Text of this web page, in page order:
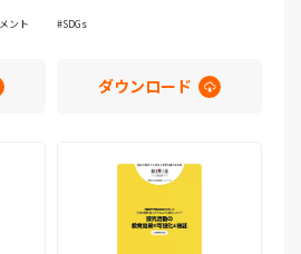
ント SDGs
ダウンロード